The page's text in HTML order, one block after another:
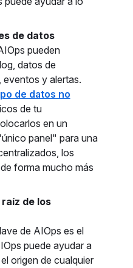
de datos
pueden
datos de
y alertas.
de datos no
de tu
en un
panel" para una
los
forma mucho más
de los
de AIOps es el
puede ayudar a
origen de cualquier